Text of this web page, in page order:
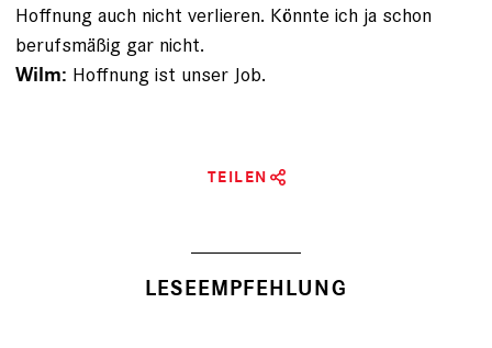
Hoffnung auch nicht verlieren. Könnte ich ja schon
berufsmäßig gar nicht.
Wilm: Hoffnung ist unser Job.
TEILEN
LESEEMPFEHLUNG